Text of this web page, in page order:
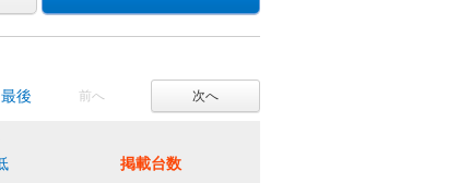
前へ 次へ
最後
掲載台数